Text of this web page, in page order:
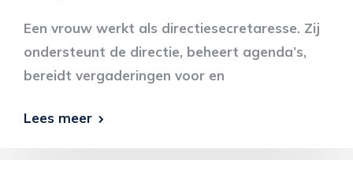
Een vrouw werkt als directiesecretaresse. Zij
ondersteunt de directie, beheert agenda’s,
bereidt vergaderingen voor en
Lees meer